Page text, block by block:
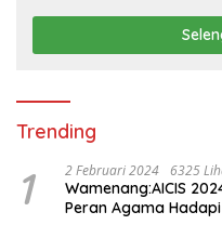
Trending
1 2 Februari 2024 6325
Wamenang:AICIS
Peran Agama